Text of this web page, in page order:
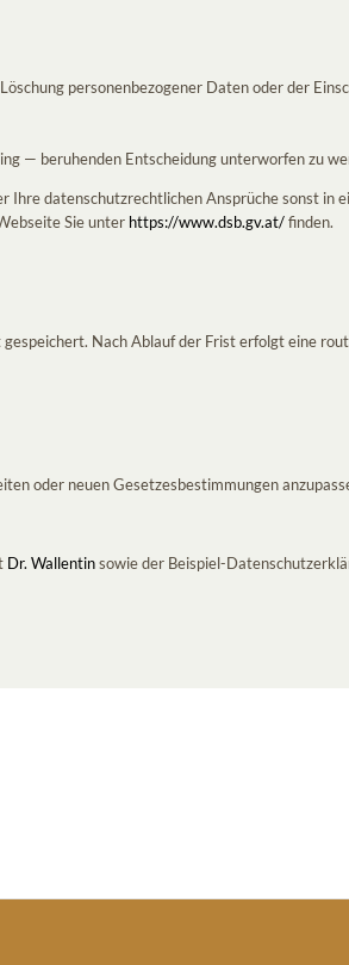
personenbezogener Daten oder der
— beruhenden Entscheidung unterworfen zu
datenschutzrechtlichen Ansprüche sonst in
Sie unter https://www.dsb.gv.at/ finden.
Nach Ablauf der Frist erfolgt eine
oder neuen Gesetzesbestimmungen
Dr. Wallentin sowie der Beispiel-